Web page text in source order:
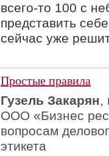
всего-то 100 с
представить
сейчас уже
Простые правила
Гузель Закарян,
ООО «Бизнес
вопросам
этикета